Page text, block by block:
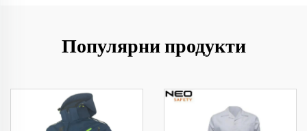
Популярни продукти